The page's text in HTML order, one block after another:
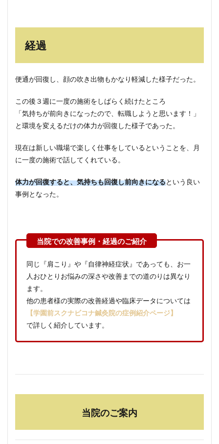
経過
便通が回復し、顔の吹き出物もかなり軽減した様子だった。
この後３週に一度の施術をしばらく続けたところ
「気持ちが前向きになったので、転職しようと思います！」
と環境を変えるだけの体力が回復した様子であった。
現在は新しい職場で楽しく仕事をしているということを、月
に一度の施術で話してくれている。
体力が回復すると、気持ちも回復し前向きになるという良い
事例となった。
同じ『肩こり』や『自律神経症状』であっても、お一
人おひとりお悩みの深さや改善までの道のりは異なり
ます。
他の患者様の実際の改善経過や臨床データについては
【学園前スクナビコナ鍼灸院の症例紹介ページ】
で詳しく紹介しています。
当院のご案内